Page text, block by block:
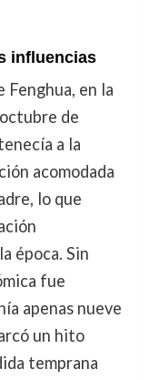
influencias
Fenghua, en la
de
a la
acomodada
lo que
época. Sin
fue
apenas nueve
un hito
temprana